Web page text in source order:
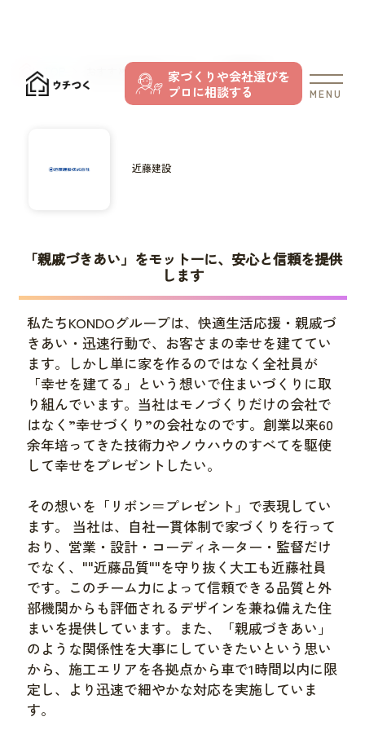
MENU
家づくりや会社選びを
プロに相談する
TOP おすすめの住宅メーカー 近藤建設
近藤建設
「親戚づきあい」をモットーに、安心と信頼を提供
します
私たちKONDOグループは、快適生活応援・親戚づ
きあい・迅速行動で、お客さまの幸せを建ててい
ます。しかし単に家を作るのではなく全社員が
「幸せを建てる」という想いで住まいづくりに取
り組んでいます。当社はモノづくりだけの会社で
はなく”幸せづくり”の会社なのです。創業以来60
余年培ってきた技術力やノウハウのすべてを駆使
して幸せをプレゼントしたい。
その想いを「リボン＝プレゼント」で表現してい
ます。 当社は、自社一貫体制で家づくりを行って
おり、営業・設計・コーディネーター・監督だけ
でなく、""近藤品質""を守り抜く大工も近藤社員
です。このチーム力によって信頼できる品質と外
部機関からも評価されるデザインを兼ね備えた住
まいを提供しています。また、「親戚づきあい」
のような関係性を大事にしていきたいという思い
から、施工エリアを各拠点から車で1時間以内に限
定し、より迅速で細やかな対応を実施していま
す。